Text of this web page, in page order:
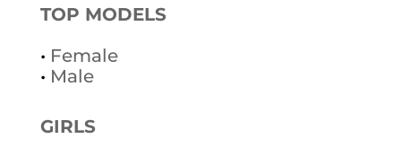
TOP MODELS
• Female
• Male
GIRLS